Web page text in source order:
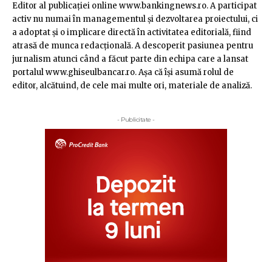
Editor al publicaţiei online www.bankingnews.ro. A participat
activ nu numai în managementul şi dezvoltarea proiectului, ci
a adoptat şi o implicare directă în activitatea editorială, fiind
atrasă de munca redacţională. A descoperit pasiunea pentru
jurnalism atunci când a făcut parte din echipa care a lansat
portalul www.ghiseulbancar.ro. Așa că îşi asumă rolul de
editor, alcătuind, de cele mai multe ori, materiale de analiză.
- Publicitate -